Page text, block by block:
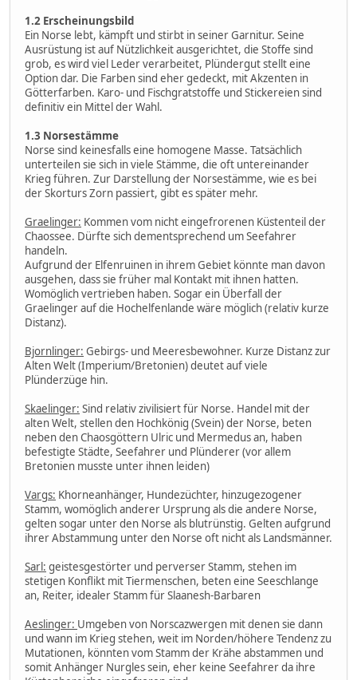
1.2 Erscheinungsbild
Ein Norse lebt, kämpft und stirbt in seiner Garnitur. Seine
Ausrüstung ist auf Nützlichkeit ausgerichtet, die Stoffe sind
grob, es wird viel Leder verarbeitet, Plündergut stellt eine
Option dar. Die Farben sind eher gedeckt, mit Akzenten in
Götterfarben. Karo- und Fischgratstoffe und Stickereien sind
definitiv ein Mittel der Wahl.
1.3 Norsestämme
Norse sind keinesfalls eine homogene Masse. Tatsächlich
unterteilen sie sich in viele Stämme, die oft untereinander
Krieg führen. Zur Darstellung der Norsestämme, wie es bei
der Skorturs Zorn passiert, gibt es später mehr.
Graelinger: Kommen vom nicht eingefrorenen Küstenteil der
Chaossee. Dürfte sich dementsprechend um Seefahrer
handeln.
Aufgrund der Elfenruinen in ihrem Gebiet könnte man davon
ausgehen, dass sie früher mal Kontakt mit ihnen hatten.
Womöglich vertrieben haben. Sogar ein Überfall der
Graelinger auf die Hochelfenlande wäre möglich (relativ kurze
Distanz).
Bjornlinger: Gebirgs- und Meeresbewohner. Kurze Distanz zur
Alten Welt (Imperium/Bretonien) deutet auf viele
Plünderzüge hin.
Skaelinger: Sind relativ zivilisiert für Norse. Handel mit der
alten Welt, stellen den Hochkönig (Svein) der Norse, beten
neben den Chaosgöttern Ulric und Mermedus an, haben
befestigte Städte, Seefahrer und Plünderer (vor allem
Bretonien musste unter ihnen leiden)
Vargs: Khorneanhänger, Hundezüchter, hinzugezogener
Stamm, womöglich anderer Ursprung als die andere Norse,
gelten sogar unter den Norse als blutrünstig. Gelten aufgrund
ihrer Abstammung unter den Norse oft nicht als Landsmänner.
Sarl: geistesgestörter und perverser Stamm, stehen im
stetigen Konflikt mit Tiermenschen, beten eine Seeschlange
an, Reiter, idealer Stamm für Slaanesh-Barbaren
Aeslinger: Umgeben von Norscazwergen mit denen sie dann
und wann im Krieg stehen, weit im Norden/höhere Tendenz zu
Mutationen, könnten vom Stamm der Krähe abstammen und
somit Anhänger Nurgles sein, eher keine Seefahrer da ihre